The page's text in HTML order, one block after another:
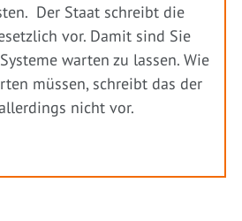
Der Staat schreibt die
vor. Damit sind Sie
warten zu lassen. Wie
müssen, schreibt das der
nicht vor.